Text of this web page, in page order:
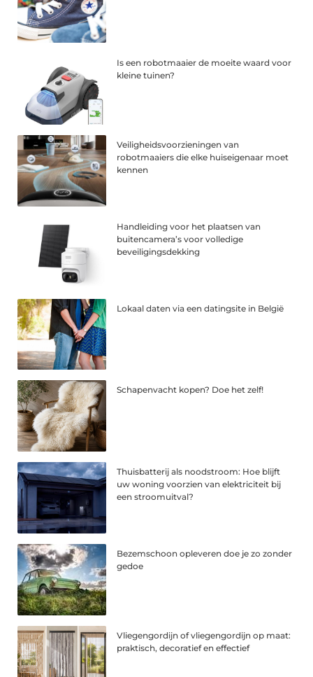
Is een robotmaaier de moeite waard voor
kleine tuinen?
Veiligheidsvoorzieningen van
robotmaaiers die elke huiseigenaar moet
kennen
Handleiding voor het plaatsen van
buitencamera’s voor volledige
beveiligingsdekking
Lokaal daten via een datingsite in België
Schapenvacht kopen? Doe het zelf!
Thuisbatterij als noodstroom: Hoe blijft
uw woning voorzien van elektriciteit bij
een stroomuitval?
Bezemschoon opleveren doe je zo zonder
gedoe
Vliegengordijn of vliegengordijn op maat:
praktisch, decoratief en effectief